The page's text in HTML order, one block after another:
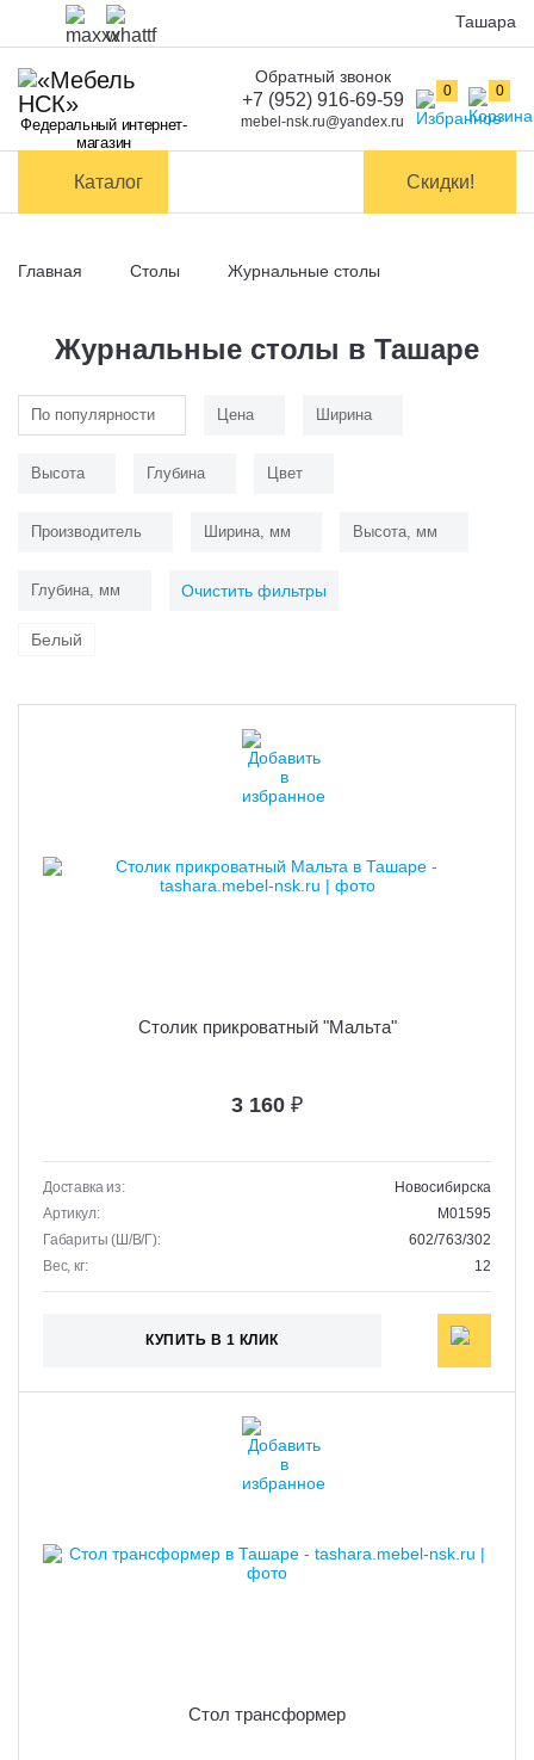
Оплата
Доставка и
самовывоз
Сборка
Ташара
Федеральный интернет-
магазин
0 0
Обратный звонок
+7 (952) 916-69-59
mebel-nsk.ru@yandex.ru
Каталог Скидки!
Главная Столы Журнальные столы
Журнальные столы в Ташаре
По популярности Цена Ширина
Высота Глубина Цвет
Производитель Ширина, мм Высота, мм
Глубина, мм Очистить фильтры
Белый
Столик прикроватный "Мальта"
3 160 ₽
Доставка из:
Новосибирска
Артикул:
M01595
Габариты (Ш/В/Г):
602/763/302
Вес, кг:
12
КУПИТЬ В 1 КЛИК
Стол трансформер